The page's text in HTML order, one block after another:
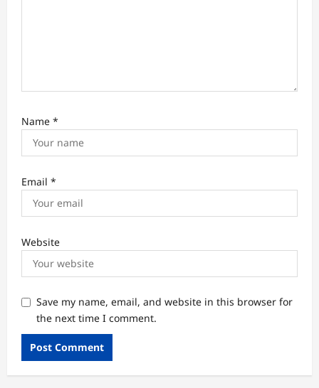
Name *
Email *
Website
Save my name, email, and website in this browser for
the next time I comment.